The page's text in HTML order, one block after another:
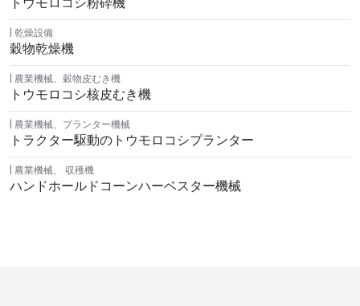
乾燥設備
穀物乾燥機
農業機械、 穀物皮むき機
トウモロコシ核皮むき機
農業機械、 プランター機械
トラクター駆動のトウモロコシプランター
農業機械、 収穫機
ハンドホールドコーンハーベスター機械